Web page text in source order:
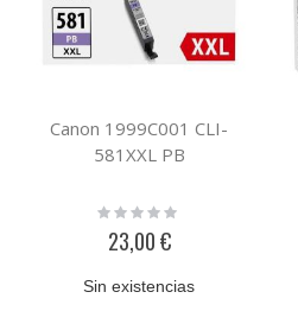
Canon 1999C001 CLI-
581XXL PB
Rating:
23,00 €
Sin existencias